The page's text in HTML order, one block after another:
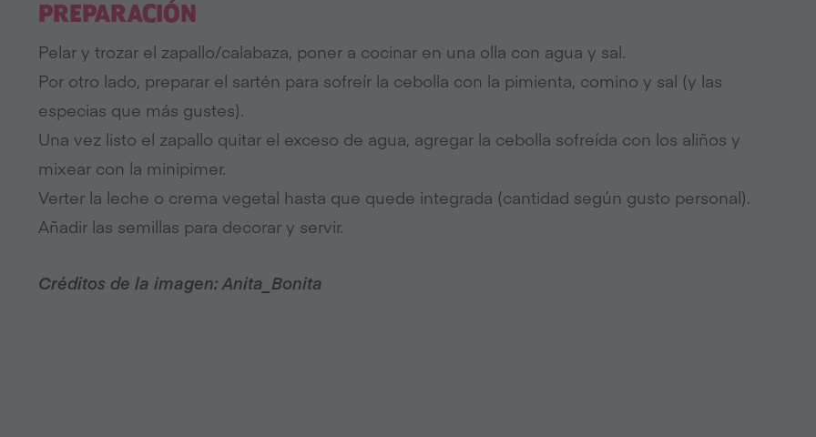
PREPARACIÓN
Pelar y trozar el zapallo/calabaza, poner a cocinar en una olla con agua y sal.⁠
Por otro lado, preparar el sartén para sofreír la cebolla con la pimienta, comino y sal (y las
especias que más gustes).⁠
Una vez listo el zapallo quitar el exceso de agua, agregar la cebolla sofreída con los aliños y
mixear con la minipimer.⁠
Verter la leche o crema vegetal hasta que quede integrada (cantidad según gusto personal).⁠
Añadir las semillas para decorar y servir. ⁠
Créditos de la imagen: Anita_Bonita